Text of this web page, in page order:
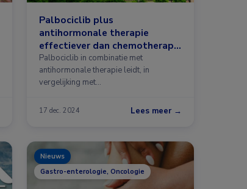
Palbociclib plus
antihormonale therapie
effectiever dan chemotherapie
bij hoogrisico,
hormoongevoelig, HER2-
negatief gemetastaseerd
Palbociclib in combinatie met
antihormonale therapie leidt, in
vergelijking met
behandeluitkomsten …
17 dec. 2024 Lees meer →
Nieuws
Gastro-enterologie, Oncologie